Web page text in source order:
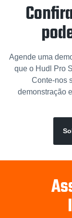
Agende uma
que o Hudl Pro
Conte-nos
demonstração